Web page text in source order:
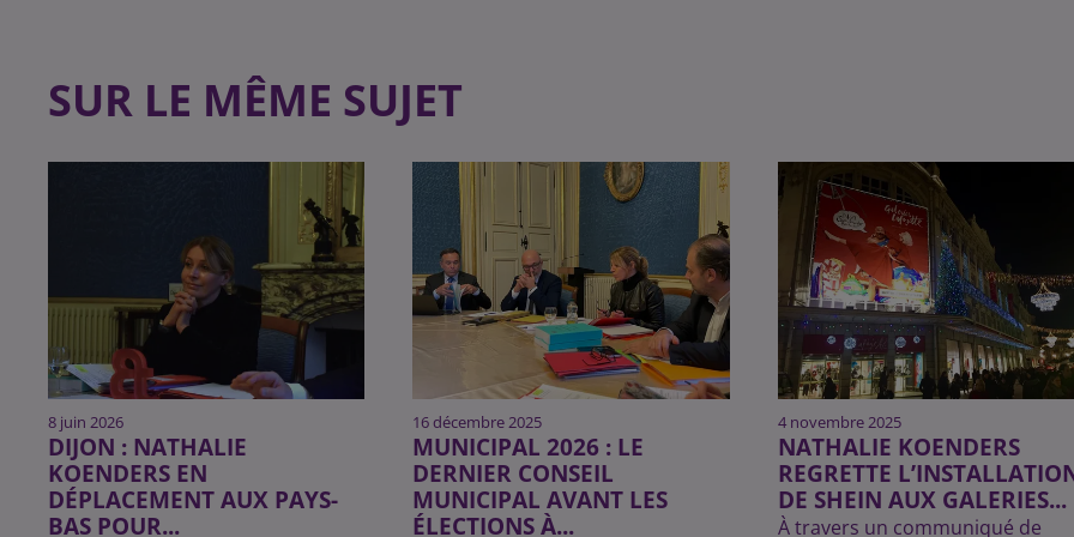
SUR LE MÊME SUJET
8 juin 2026
DIJON : NATHALIE
KOENDERS EN
DÉPLACEMENT AUX PAYS-
BAS POUR...
16 décembre 2025
MUNICIPAL 2026 : LE
DERNIER CONSEIL
MUNICIPAL AVANT LES
ÉLECTIONS À...
4 novembre 2025
NATHALIE KOENDERS
REGRETTE
DE SHEIN AUX GALERIES...
À travers un communiqué de